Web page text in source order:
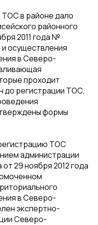
ТОС в районе дало
районного
2011 года №
осуществления
в Северо-
проходит
до регистрации ТОС,
формы
ТОС
администрации
29 ноября 2012 года
в Северо-
экспертно-
Северо-